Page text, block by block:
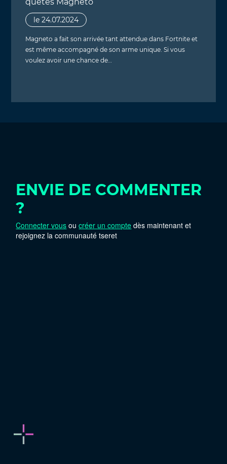
le 24.07.2024
Magneto a fait son arrivée tant attendue dans Fortnite et
est même accompagné de son arme unique. Si vous
voulez avoir une chance de…
ENVIE DE COMMENTER
?
Connecter vous oucréer un compte dès maintenant et
rejoignez la communauté tseret